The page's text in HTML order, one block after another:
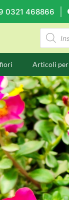
0321 468866
Articoli per